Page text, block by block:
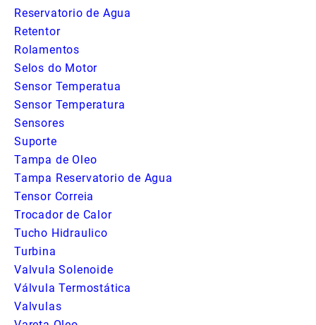
Reservatorio de Agua
Retentor
Rolamentos
Selos do Motor
Sensor Temperatua
Sensor Temperatura
Sensores
Suporte
Tampa de Oleo
Tampa Reservatorio de Agua
Tensor Correia
Trocador de Calor
Tucho Hidraulico
Turbina
Valvula Solenoide
Válvula Termostática
Valvulas